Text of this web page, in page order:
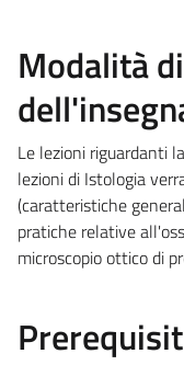
Modalità
Le lezioni riguardanti
lezioni di Istologia
(caratteristiche
pratiche relative
microscopio ottico di